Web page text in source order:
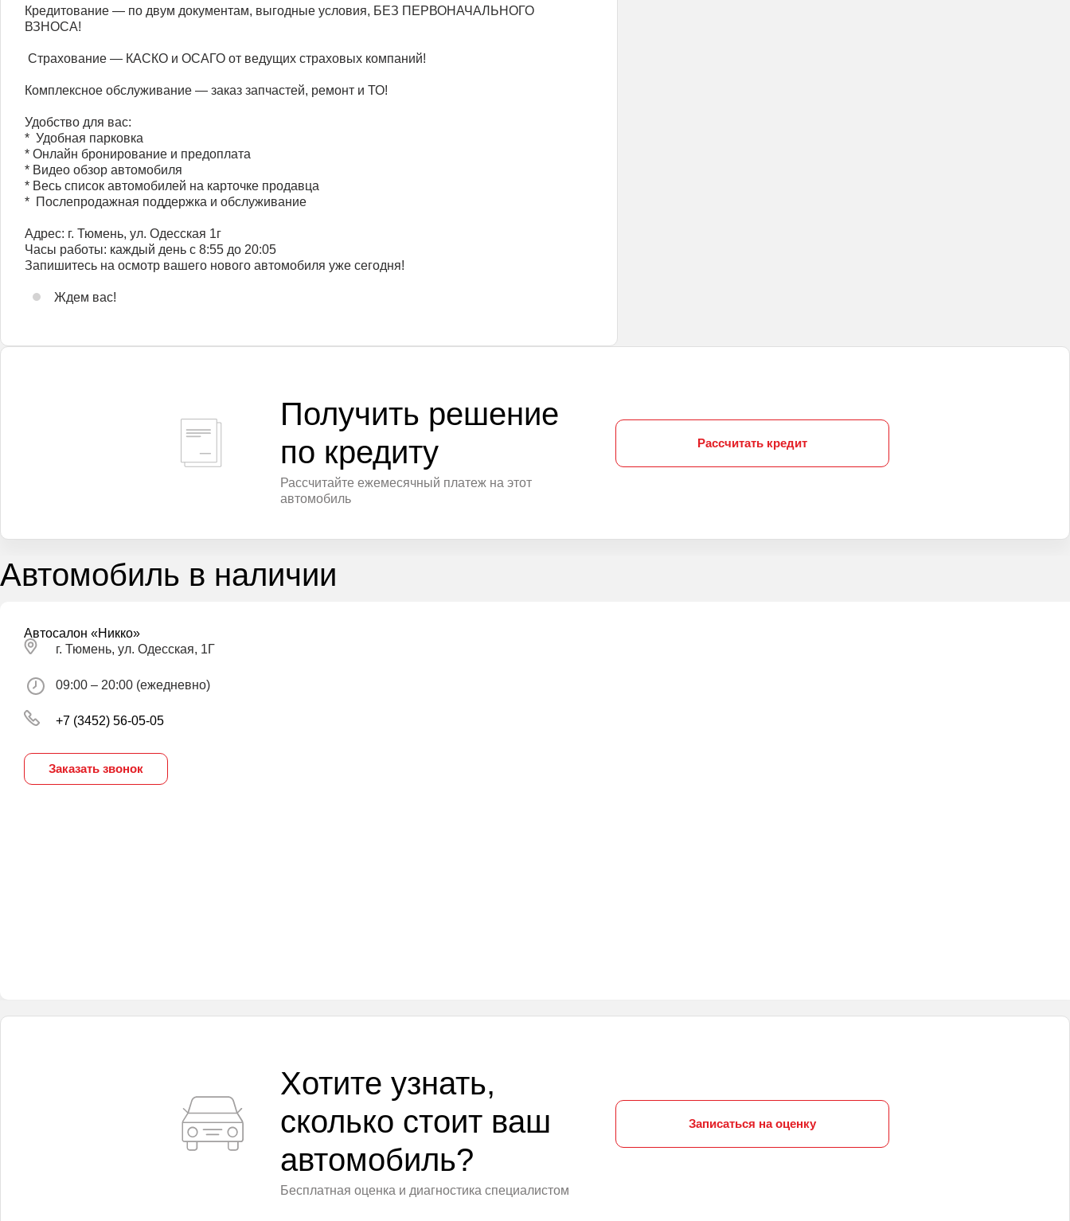
Кредитование — по двум документам, выгодные условия, БЕЗ ПЕРВОНАЧАЛЬНОГО
ВЗНОСА!
️ Страхование — КАСКО и ОСАГО от ведущих страховых компаний!
Комплексное обслуживание — заказ запчастей, ремонт и ТО!
Удобство для вас:
* ️ Удобная парковка
* Онлайн бронирование и предоплата
* Видео обзор автомобиля
* Весь список автомобилей на карточке продавца
* ️ Послепродажная поддержка и обслуживание
Адрес: г. Тюмень, ул. Одесская 1г
Часы работы: каждый день с 8:55 до 20:05
Запишитесь на осмотр вашего нового автомобиля уже сегодня!
Ждем вас!
Получить решение
по кредиту
Рассчитайте ежемесячный платеж на этот
автомобиль
Рассчитать кредит
Автомобиль в наличии
Автосалон «Никко»
г. Тюмень, ул. Одесская, 1Г
09:00 – 20:00 (ежедневно)
+7 (3452) 56-05-05
Заказать звонок
Хотите узнать,
сколько стоит ваш
автомобиль?
Бесплатная оценка и диагностика специалистом
Записаться на оценку